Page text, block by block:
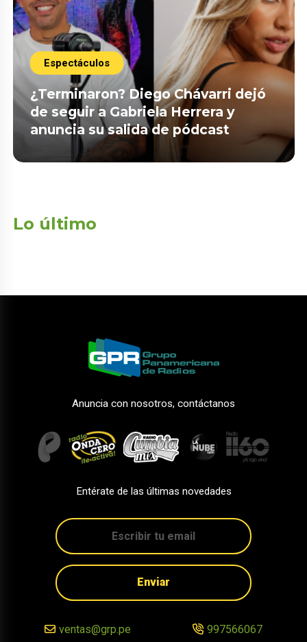
Espectáculos
¿Terminaron? Diego Chávarri dejó
de seguir a Gabriela Herrera y
anuncia su salida de pódcast
Lo último
Anuncia con nosotros, contáctanos
Entérate de las últimas novedades
Enviar
ventas@grp.pe 997566067